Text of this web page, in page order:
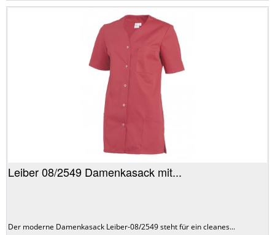
Leiber 08/2549 Damenkasack mit...
Der moderne Damenkasack Leiber-08/2549 steht für ein cleanes...